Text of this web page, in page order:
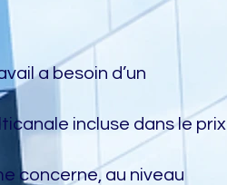
a besoin d’un
incluse dans le prix
concerne, au niveau